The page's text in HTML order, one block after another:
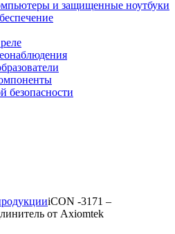
и защищенные ноутбуки
безопасности
iCON -3171 –
от Axiomtek